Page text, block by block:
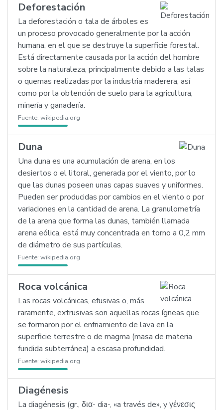
Deforestación
La deforestación o tala de árboles es
un proceso provocado generalmente por la acción
humana, en el que se destruye la superficie forestal.
Está directamente causada por la acción del hombre
sobre la naturaleza, principalmente debido a las talas
o quemas realizadas por la industria maderera, así
como por la obtención de suelo para la agricultura,
minería y ganadería.
Fuente: wikipedia.org
Duna
Una duna es una acumulación de arena, en los
desiertos o el litoral, generada por el viento, por lo
que las dunas poseen unas capas suaves y uniformes.
Pueden ser producidas por cambios en el viento o por
variaciones en la cantidad de arena. La granulometría
de la arena que forma las dunas, también llamada
arena eólica, está muy concentrada en torno a 0,2 mm
de diámetro de sus partículas.
Fuente: wikipedia.org
Roca volcánica
Las rocas volcánicas, efusivas o, más
raramente, extrusivas son aquellas rocas ígneas que
se formaron por el enfriamiento de lava en la
superficie terrestre o de magma (masa de materia
fundida subterránea) a escasa profundidad.
Fuente: wikipedia.org
Diagénesis
La diagénesis (gr., δια- dia-, «a través de», y γένεσις